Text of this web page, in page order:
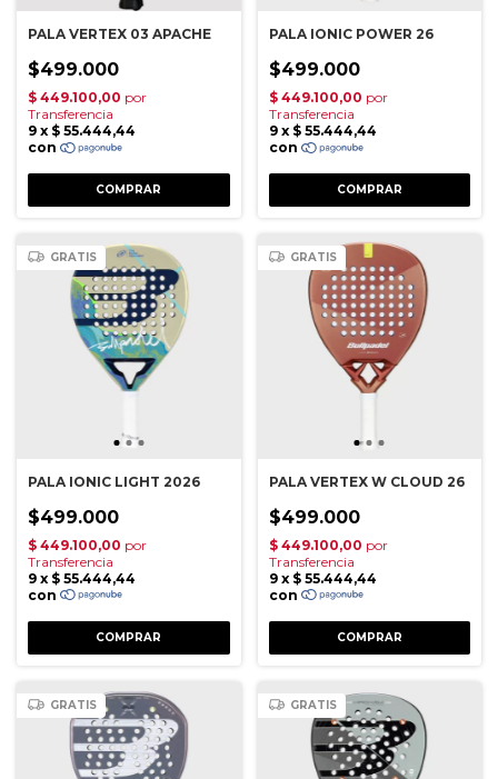
PALA VERTEX 03 APACHE
$499.000
PALA IONIC POWER 26
$499.000
GRATIS
PALA IONIC LIGHT 2026
$499.000
GRATIS
PALA VERTEX W CLOUD 26
$499.000
GRATIS GRATIS